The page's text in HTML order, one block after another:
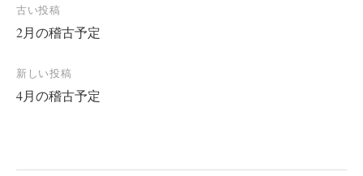
投
稿
ナ
ビ
ゲ
古い投稿
2月の稽古予定
新しい投稿
4月の稽古予定